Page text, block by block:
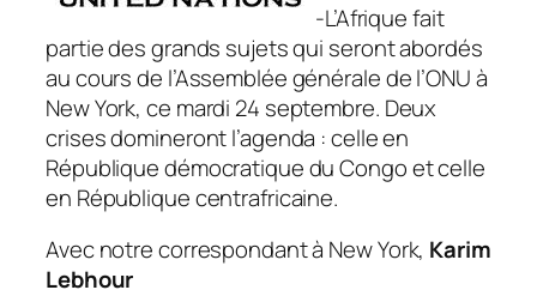
-L’Afrique fait
partie des grands sujets qui seront abordés
au cours de l’Assemblée générale de l’ONU à
New York, ce mardi 24 septembre. Deux
crises domineront l’agenda : celle en
République démocratique du Congo et celle
en République centrafricaine.
Avec notre correspondant à New York, Karim
Lebhour